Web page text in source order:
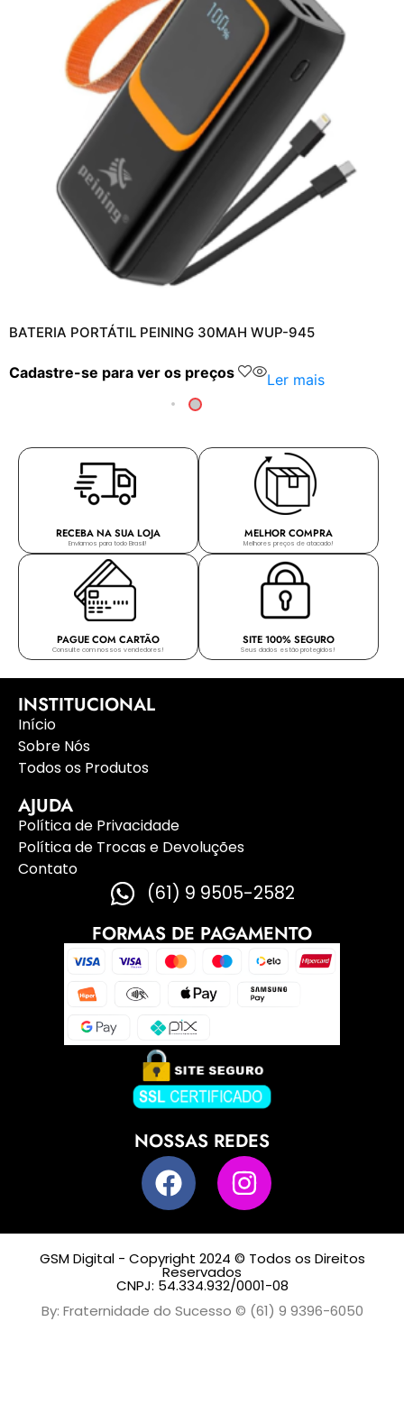
BATERIA PORTÁTIL PEINING 30MAH WUP-945
Cadastre-se para ver os preços Ler mais
RECEBA NA SUA LOJA
Enviamos para todo Brasil!
MELHOR COMPRA
Melhores preços de atacado!
PAGUE COM CARTÃO
Consulte com nossos vendedores!
SITE 100% SEGURO
Seus dados estão protegidos!
INSTITUCIONAL
Início
Sobre Nós
Todos os Produtos
AJUDA
Política de Privacidade
Política de Trocas e Devoluções
Contato
(61) 9 9505-2582
FORMAS DE PAGAMENTO
NOSSAS REDES
GSM Digital - Copyright 2024 © Todos os Direitos
Reservados
CNPJ: 54.334.932/0001-08
By: Fraternidade do Sucesso © (61) 9 9396-6050